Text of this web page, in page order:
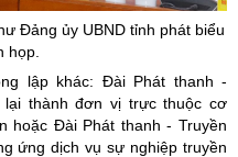
Đảng ủy UBND tỉnh phát biểu
họp.
lập khác: Đài Phát thanh -
thành đơn vị trực thuộc cơ
hoặc Đài Phát thanh - Truyền
ứng dịch vụ sự nghiệp truyền